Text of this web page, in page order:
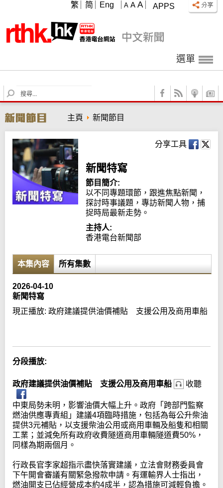
APPS
A A A
繁 简 Eng
選單
S
e
r
c
h
主頁 新聞節目
分享工具
新聞特寫
節目簡介:
以不同專題環節，跟進焦點新聞，
探討時事議題，專訪新聞人物，捕
捉時局最新走勢。
主持人:
香港電台新聞部
本集內容 所有集數
2026-04-10
新聞特寫
現正播放: 政府建議提供油價補貼 支援公用及商用車船
分段播放:
政府建議提供油價補貼 支援公用及商用車船 收聽
中東局勢未明，影響油價大幅上升。政府「跨部門監察
燃油供應專責組」建議4項臨時措施，包括為每公升柴油
提供3元補貼，以支援柴油公用或商用車輛及船隻和相關
工業；並減免所有政府收費隧道商用車輛隧道費50%，
同樣為期兩個月。
行政長官李家超指示盡快落實建議，立法會財務委員會
下午開會審議有關緊急撥款申請。有運輸界人士指出，
燃油開支已佔經營成本約4成半，認為措施可減輕負擔。